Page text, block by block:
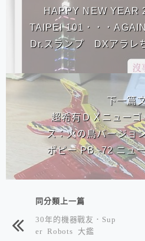
HAPPY NEW YEAR
TAIPEI 101．．．
Dr.スランプ DXアラレ
娃娃丁小雨(阿
下一篇
超希有ＤＸニュー
ス：火の鳥バージョ
ポピー PB -72 ニュ
クス
同分類上一篇
30年的機器戰友．Sup
er Robots 大鑑